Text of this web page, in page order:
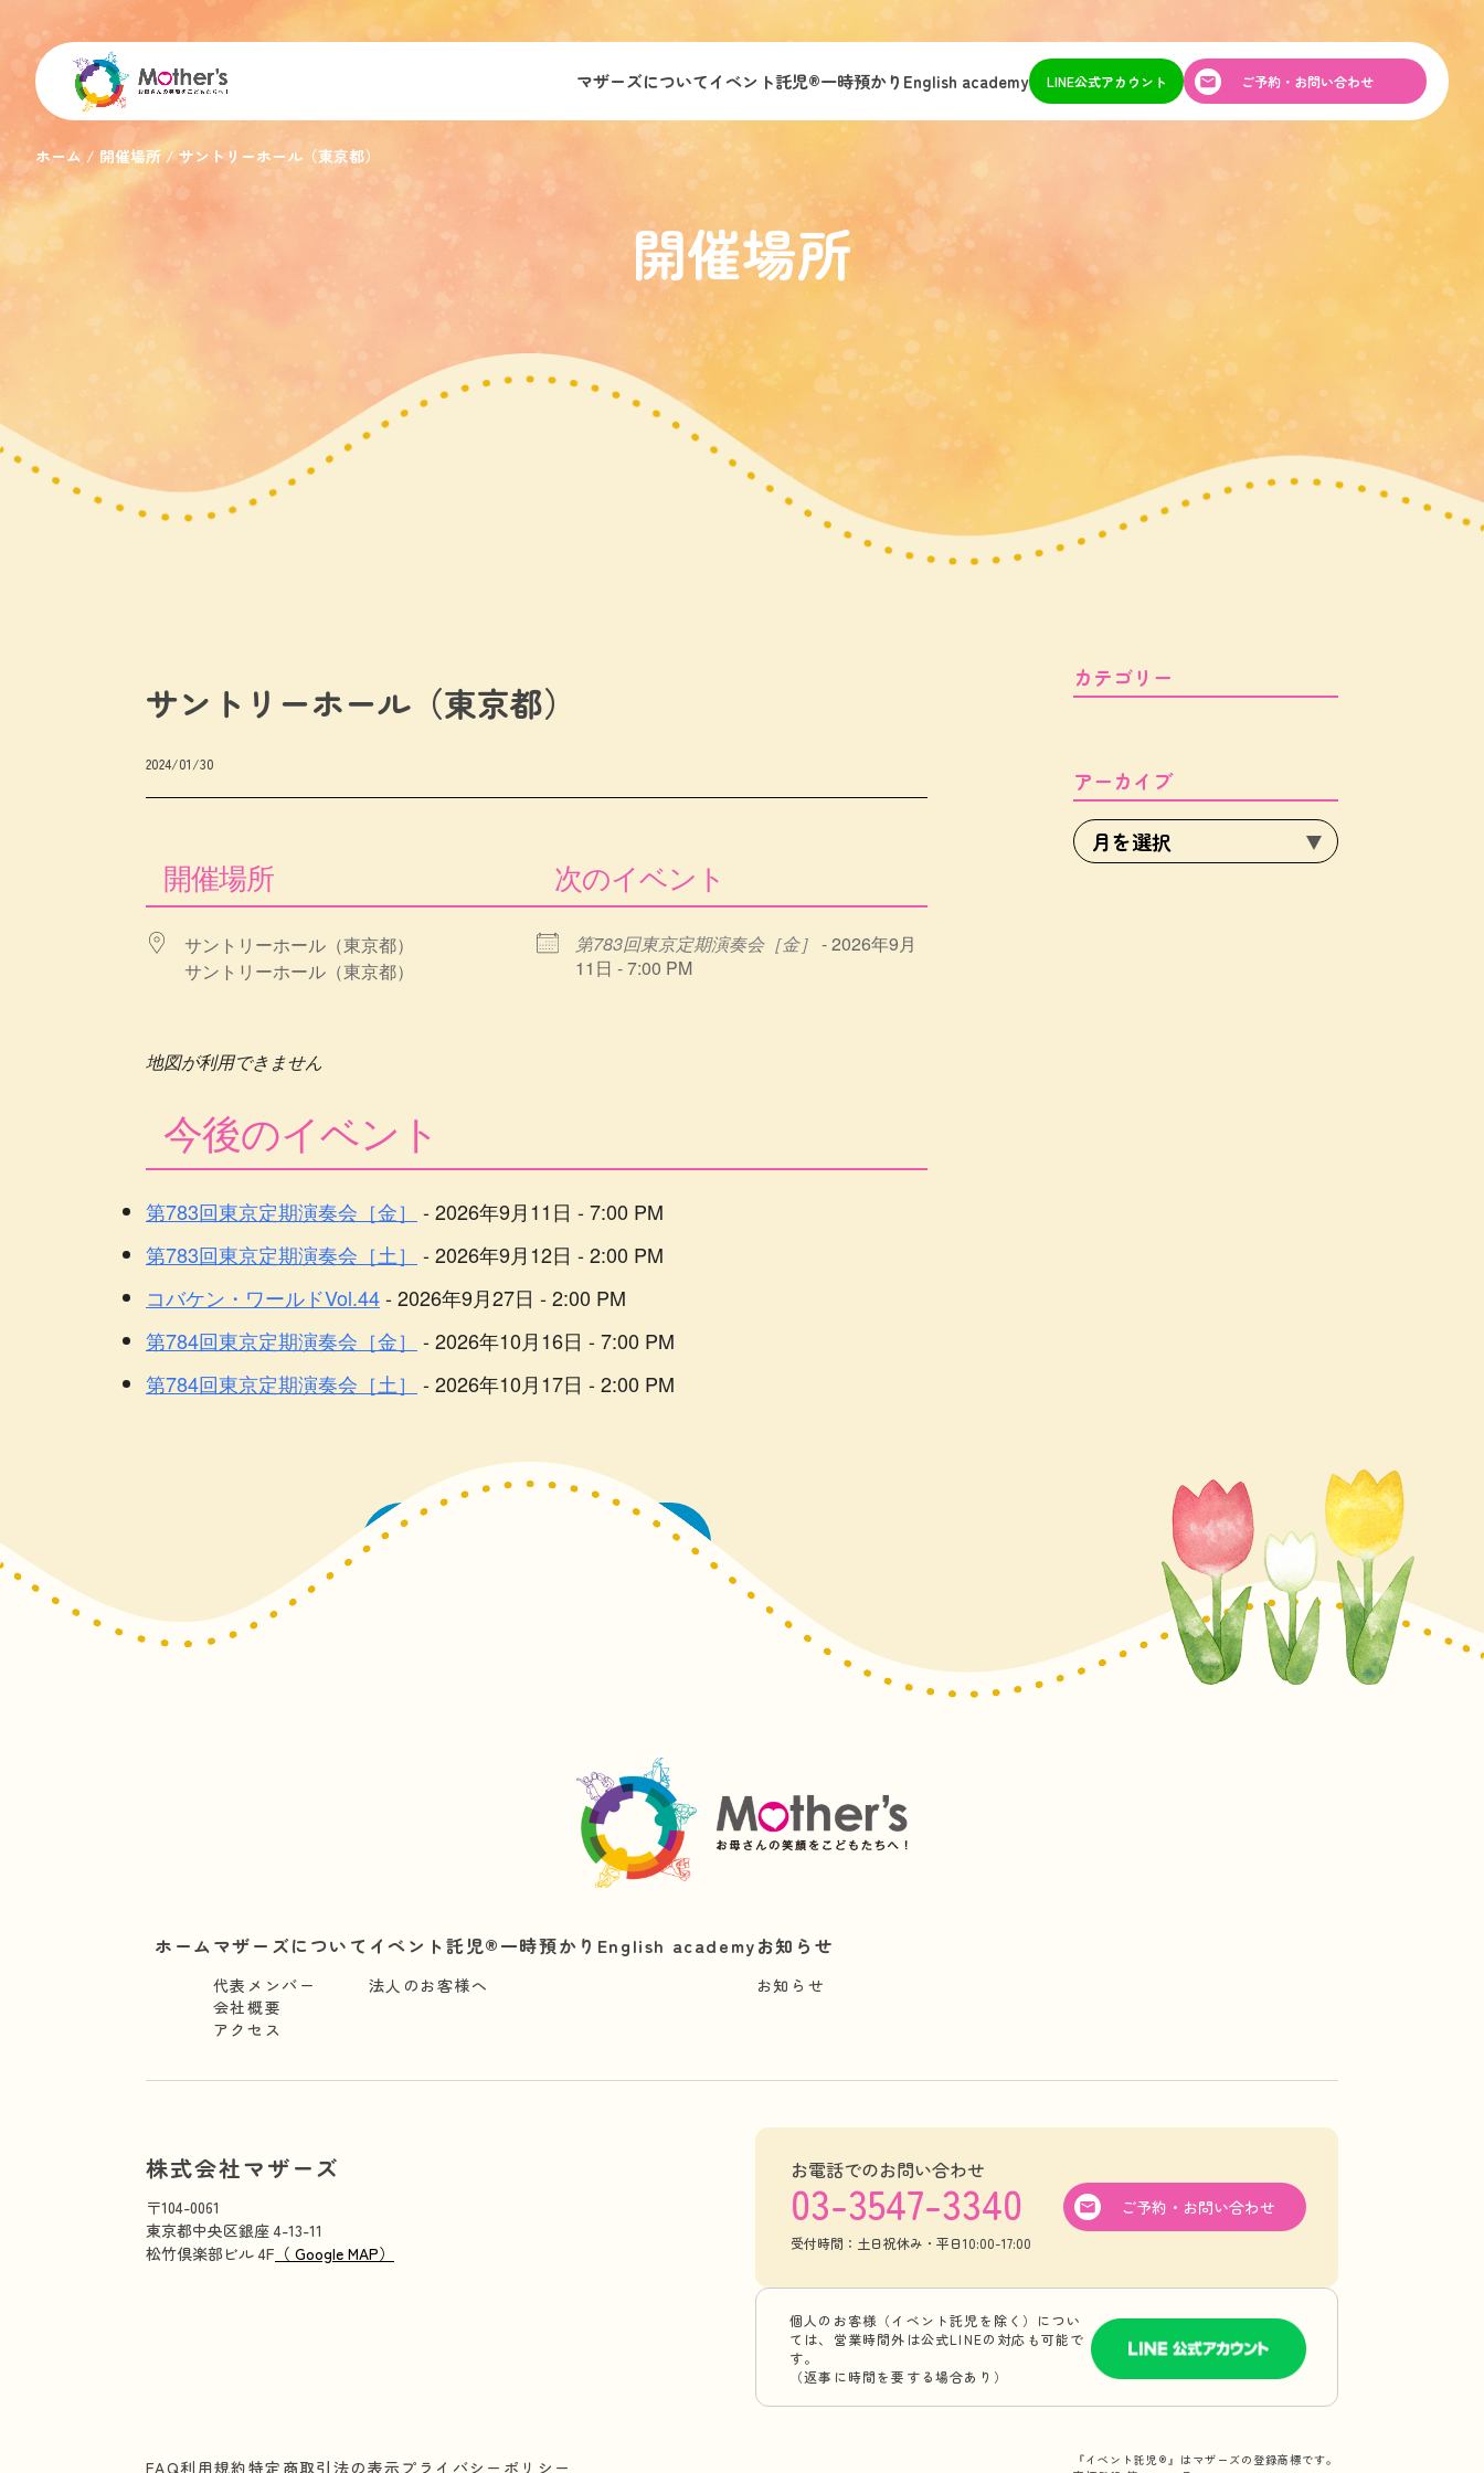
マザーズについてイベント託児®︎一時預かり English academy LINE公式アカウント ご予約・お問い合わせ
ホーム 開催場所 サントリーホール（東京都）
開催場所
サントリーホール（東京都）
2024/01/30
開催場所
サントリーホール（東京都）
サントリーホール（東京都）
次のイベント
第783回東京定期演奏会［金］ - 2026年9月
11日 - 7:00 PM
地図が利用できません
今後のイベント
第783回東京定期演奏会［金］
- 2026年9月11日 - 7:00 PM
第783回東京定期演奏会［土］
- 2026年9月12日 - 2:00 PM
コバケン・ワールドVol.44- 2026年9月27日 - 2:00 PM
第784回東京定期演奏会［金］
- 2026年10月16日 - 7:00 PM
第784回東京定期演奏会［土］
- 2026年10月17日 - 2:00 PM
カテゴリー
アーカイブ
ホームマザーズについて
代表メンバー
会社概要
アクセス
イベント託児®︎
法人のお客様へ
一時預かり English academyお知らせ
お知らせ
株式会社マザーズ
〒104-0061
東京都中央区銀座 4-13-11
松竹倶楽部ビル 4F （ Google MAP）
お電話でのお問い合わせ
03-3547-3340
受付時間：土日祝休み・平日10:00-17:00
ご予約・お問い合わせ
個人のお客様（イベント託児を除く）につい
ては、営業時間外は公式LINEの対応も可能で
す。
（返事に時間を要する場合あり）
FAQ利用規約特定商取引法の表示 プライバシーポリシー
『イベント託児®』はマザーズの登録商標です。